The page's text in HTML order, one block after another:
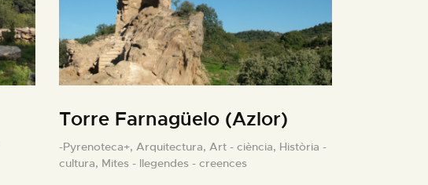
Torre Farnagüelo (Azlor)
-Pyrenoteca+,Arquitectura,Art - ciència, Història -
cultura, Mites - llegendes - creences